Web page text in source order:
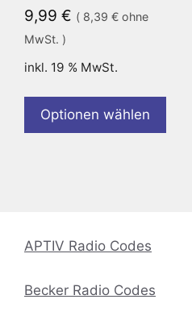
9,99 € ( 8,39 € ohne
MwSt. )
inkl. 19 % MwSt.
Optionen wählen
APTIV Radio Codes
Becker Radio Codes